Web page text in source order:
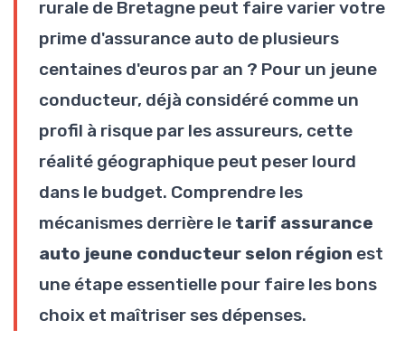
rurale de Bretagne peut faire varier votre
prime d'assurance auto de plusieurs
centaines d'euros par an ? Pour un jeune
conducteur, déjà considéré comme un
profil à risque par les assureurs, cette
réalité géographique peut peser lourd
dans le budget. Comprendre les
mécanismes derrière le tarif assurance
auto jeune conducteur selon région est
une étape essentielle pour faire les bons
choix et maîtriser ses dépenses.